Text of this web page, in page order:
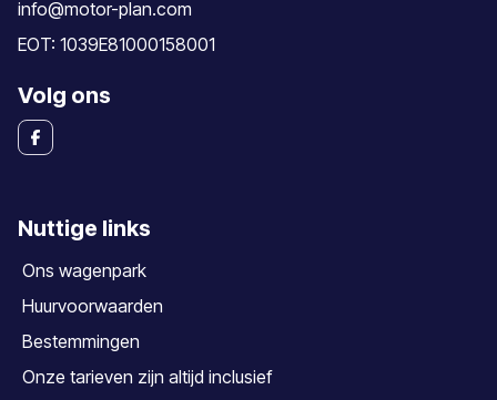
info@motor-plan.com
EOT: 1039E81000158001
Volg ons
Nuttige links
Ons wagenpark
Huurvoorwaarden
Bestemmingen
Onze tarieven zijn altijd inclusief